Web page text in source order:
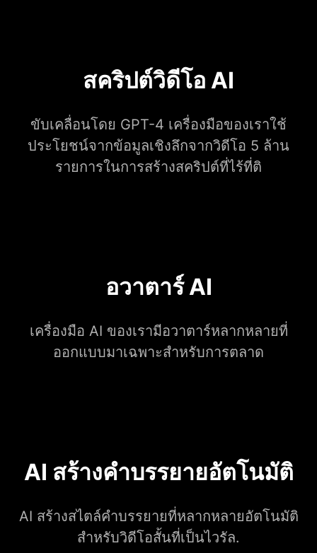
สคริปต์วิดีโอ AI
ขับเคลื่อนโดย GPT-4 เครื่องมือของเราใช้
ประโยชน์จากข้อมูลเชิงลึกจากวิดีโอ 5 ล้าน
รายการในการสร้างสคริปต์ที่ไร้ที่ติ
อวาตาร์ AI
เครื่องมือ AI ของเรามีอวาตาร์หลากหลายที่
ออกแบบมาเฉพาะสำหรับการตลาด
AI สร้างคำบรรยายอัตโนมัติ
AI สร้างสไตล์คำบรรยายที่หลากหลายอัตโนมัติ
สำหรับวิดีโอสั้นที่เป็นไวรัล.